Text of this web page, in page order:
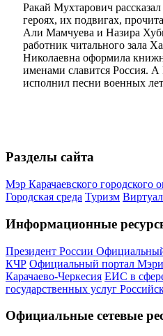
Ракай Мухтарович
героях, их подвигах,
Али Мамчуева и Назира
работник читального зала
Николаевна оформила
именами славится Россия.
исполнил песни военных
Разделы сайта
Мэр Карачаевского городского
Городская среда Туризм
Информационные
Президент России Официальный
КЧР Официальный портал
Карачаево-Черкесия ЕИС в
государственных услуг
Официальные сетевые